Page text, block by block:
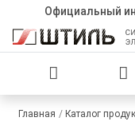
Официальный
Главная Каталог